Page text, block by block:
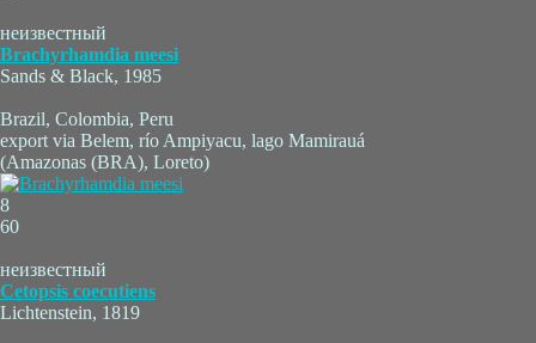
неизвестный
Brachyrhamdia meesi
Sands & Black, 1985
Brazil, Colombia, Peru
export via Belem, río Ampiyacu, lago Mamirauá
(Amazonas (BRA), Loreto)
8
60
неизвестный
Cetopsis coecutiens
Lichtenstein, 1819